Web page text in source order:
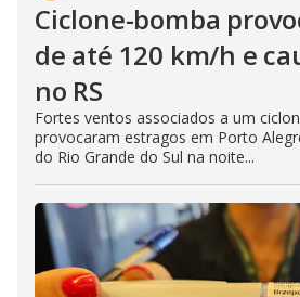
Ciclone-bomba
de até 120 km/h e
no RS
Fortes ventos associados a um
provocaram estragos em Porto
do Rio Grande do Sul na noite...